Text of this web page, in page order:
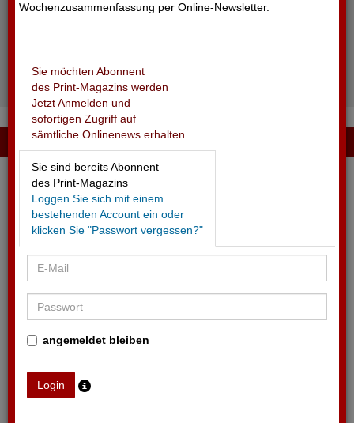
Wochenzusammenfassung per Online-Newsletter.
Sie möchten Abonnent
des Print-Magazins werden
Jetzt Anmelden und
sofortigen Zugriff auf
sämtliche Onlinenews erhalten.
Sie sind bereits Abonnent
des Print-Magazins
Loggen Sie sich mit einem
bestehenden Account ein oder
klicken Sie "Passwort vergessen?"
angemeldet bleiben
Passwort vergessen?
Noch nicht registriert?
18.05.2026 - AXA WOMEN'S SUPER LEAGUE
Neue Organisationsstruktur